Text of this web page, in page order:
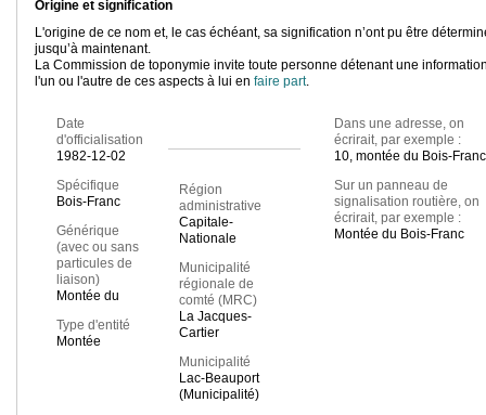
Origine et signification
L'origine de ce nom et, le cas échéant, sa signification n’ont pu être
jusqu’à maintenant.
La Commission de toponymie invite toute personne détenant une
l'un ou l'autre de ces aspects à lui en faire part.
Date
d'officialisation
1982-12-02
Spécifique
Bois-Franc
Générique
(avec ou sans
particules de
liaison)
Montée du
Type d'entité
Montée
Région
administrative
Capitale-
Nationale
Municipalité
régionale de
comté (MRC)
La Jacques-
Cartier
Municipalité
Lac-Beauport
(Municipalité)
Dans une adresse, on
écrirait, par exemple :
10, montée du Bois-Franc
Sur un panneau de
signalisation routière, on
écrirait, par exemple :
Montée du Bois-Franc